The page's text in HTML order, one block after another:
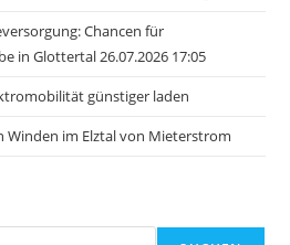
Chancen für
in Glottertal 26.07.2026 17:05
günstiger laden
Winden im Elztal von Mieterstrom